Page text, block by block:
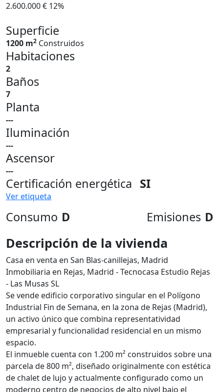
2.600.000 € 12%
Superficie
1200 m2 Construidos
Habitaciones
2
Baños
7
Planta
---
Iluminación
---
Ascensor
---
Certificación energética SI
Ver etiqueta
Consumo D Emisiones D
Descripción de la vivienda
Casa en venta en San Blas-canillejas, Madrid
Inmobiliaria en Rejas, Madrid - Tecnocasa Estudio Rejas
- Las Musas SL
Se vende edificio corporativo singular en el Polígono
Industrial Fin de Semana, en la zona de Rejas (Madrid),
un activo único que combina representatividad
empresarial y funcionalidad residencial en un mismo
espacio.
El inmueble cuenta con 1.200 m² construidos sobre una
parcela de 800 m², diseñado originalmente con estética
de chalet de lujo y actualmente configurado como un
moderno centro de negocios de alto nivel bajo el